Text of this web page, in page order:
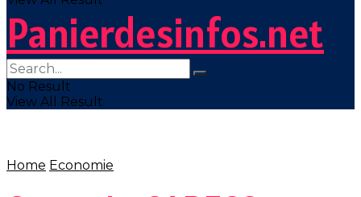
Panierdesinfos.net
No Result
View All Result
Home Economie